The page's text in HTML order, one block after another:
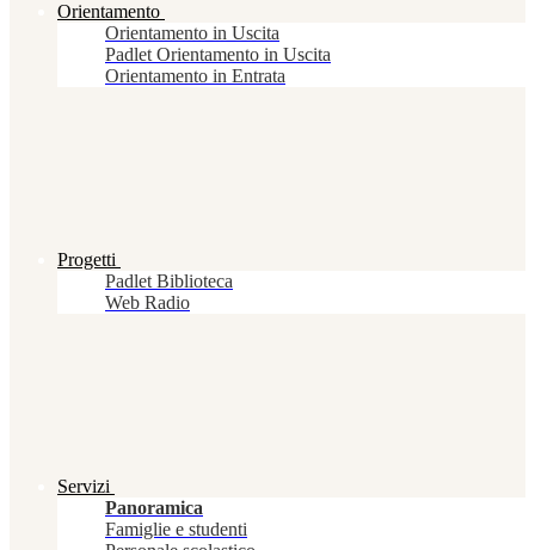
Orientamento
Orientamento in Uscita
Padlet Orientamento in Uscita
Orientamento in Entrata
Progetti
Padlet Biblioteca
Web Radio
Servizi
Panoramica
Famiglie e studenti